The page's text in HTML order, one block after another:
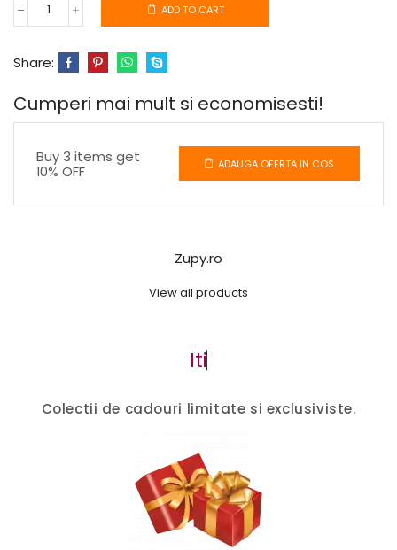
ADD TO CART
Share:
Cumperi mai mult si economisesti!
Buy 3 items get
10% OFF
ADAUGA OFERTA IN COS
Zupy.ro
View all products
of
Colectii de cadouri limitate si exclusiviste.